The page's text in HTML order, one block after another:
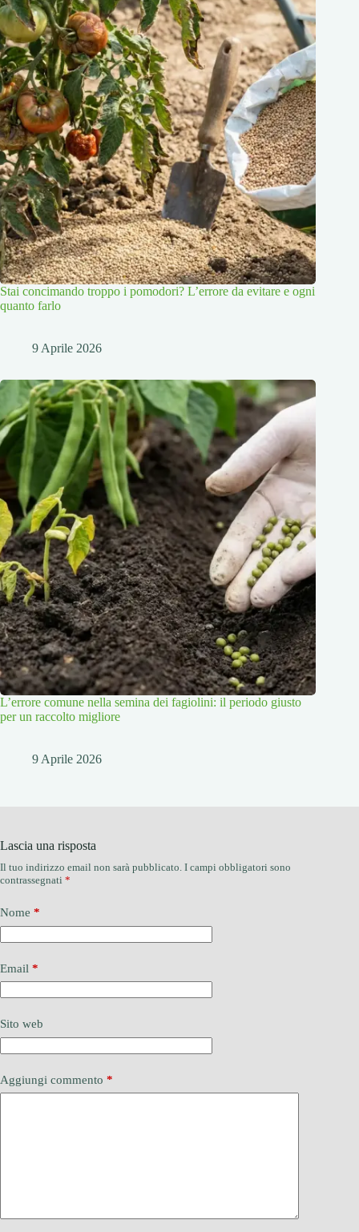
Stai concimando troppo i pomodori? L’errore da evitare e ogni
quanto farlo
9 Aprile 2026
L’errore comune nella semina dei fagiolini: il periodo giusto
per un raccolto migliore
9 Aprile 2026
Lascia una risposta
Il tuo indirizzo email non sarà pubblicato. I campi obbligatori sono
contrassegnati *
Nome *
Email *
Sito web
Aggiungi commento *